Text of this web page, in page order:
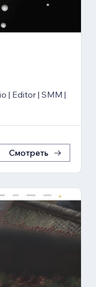
| Editor | SMM |
Смотреть